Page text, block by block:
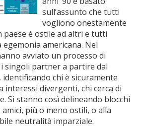
sull’assunto che tutti
vogliono onestamente
paese è ostile ad altri e tutti
americana. Nel
avviato un processo di
singoli partner a partire dal
chi è sicuramente
interessi divergenti, chi cerca di
Si stanno così delineando blocchi
più o meno ostili, o alla
neutralità imparziale.